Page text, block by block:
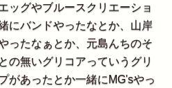
ッグやブルースクリエーショ
にバンドやったなとか、山岸
ったなぁとか、元島んちのそ
の無いグリコアっていうグリ
があったとか一緒にMG'sやっ